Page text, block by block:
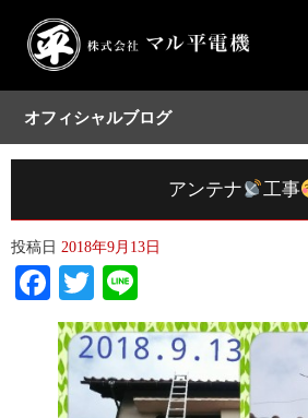
オフィシャルブログ
アンテナ 工事
投稿日 2018年9月13日
Facebook
Twitter